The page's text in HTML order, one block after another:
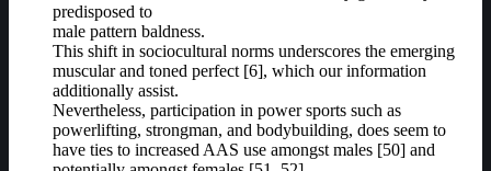
predisposed to
male pattern baldness.
This shift in sociocultural norms underscores the emerging
muscular and toned perfect [6], which our information
additionally assist.
Nevertheless, participation in power sports such as
powerlifting, strongman, and bodybuilding, does seem to
have ties to increased AAS use amongst males [50] and